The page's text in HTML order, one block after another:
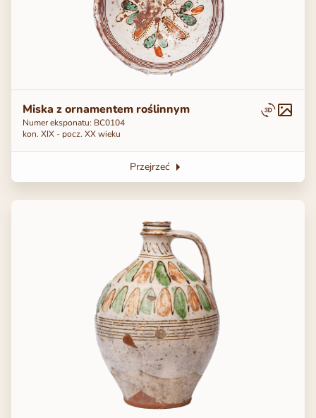
Miska z ornamentem roślinnym
Numer eksponatu: ВС0104
kon. ХІХ - pocz. ХХ wieku
Przejrzeć